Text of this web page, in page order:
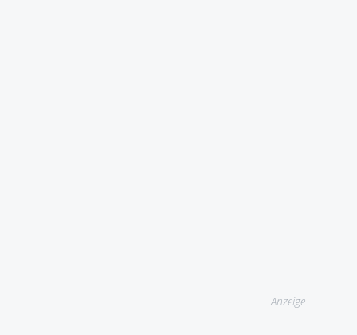
Anzeige